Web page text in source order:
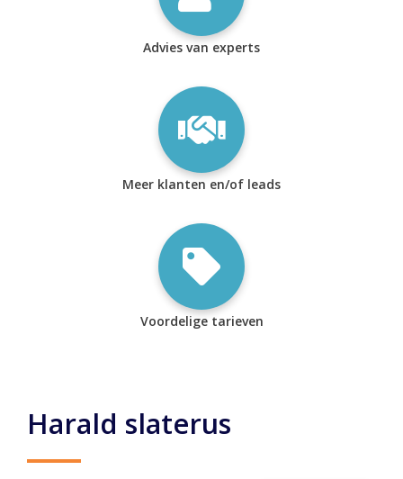
Advies van experts
Meer klanten en/of leads
Voordelige tarieven
Harald slaterus